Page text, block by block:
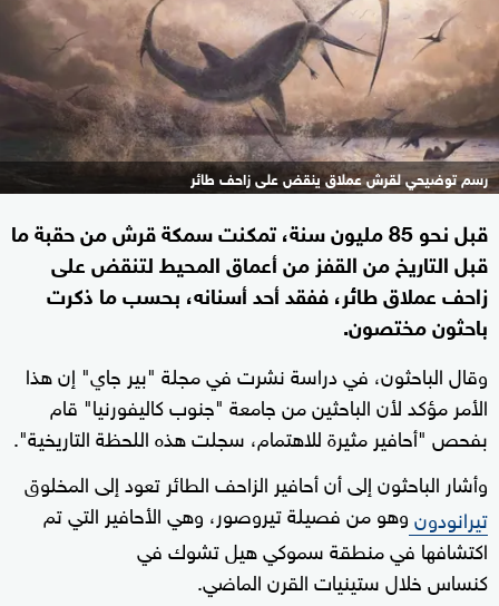
رسم توضيحي لقرش عملاق ينقض على زاحف طائر
قبل نحو 85 مليون سنة، تمكنت سمكة قرش من حقبة ما
قبل التاريخ من القفز من أعماق المحيط لتنقض على
زاحف عملاق طائر، ففقد أحد أسنانه، بحسب ما ذكرت
باحثون مختصون.
وقال الباحثون، في دراسة نشرت في مجلة "بير جاي" إن هذا
الأمر مؤكد لأن الباحثين من جامعة "جنوب كاليفورنيا" قام
بفحص "أحافير مثيرة للاهتمام، سجلت هذه اللحظة التاريخية".
وأشار الباحثون إلى أن أحافير الزاحف الطائر تعود إلى المخلوق
تيرانودونوهو من فصيلة تيروصور، وهي الأحافير التي تم
اكتشافها في منطقة سموكي هيل تشوك في
كنساس خلال ستينيات القرن الماضي.